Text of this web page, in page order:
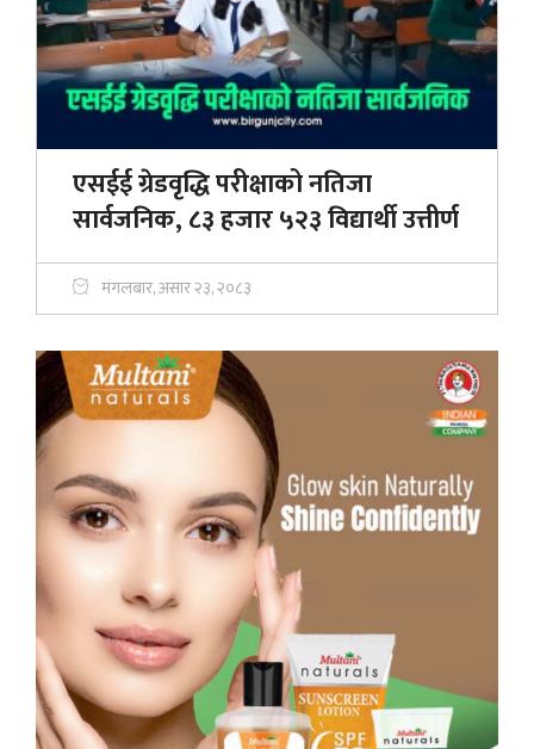
एसईई ग्रेडवृद्धि परीक्षाको नतिजा
सार्वजनिक, ८३ हजार ५२३ विद्यार्थी उत्तीर्ण
मंगलबार, असार २३, २०८३